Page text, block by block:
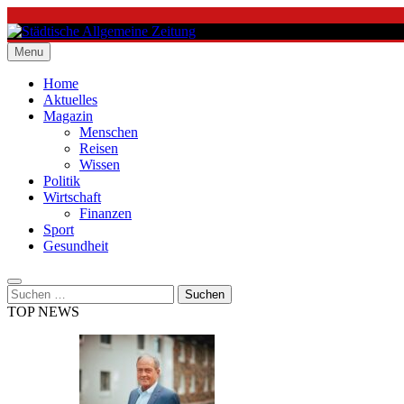
to
content
Städtische Allgemeine Zeitung
Menu
Home
Aktuelles
Magazin
Menschen
Reisen
Wissen
Politik
Wirtschaft
Finanzen
Sport
Gesundheit
Suchen
nach:
TOP NEWS